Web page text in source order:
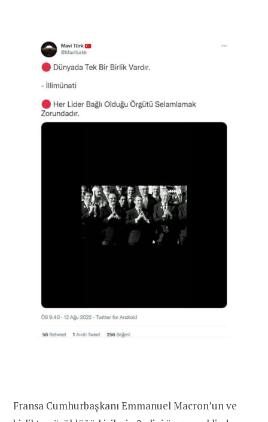
Fransa Cumhurbaşkanı Emmanuel Macron’un ve